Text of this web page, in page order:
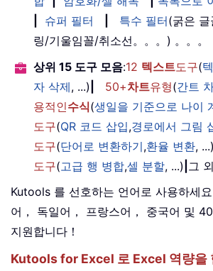
슈퍼 필터 특수 필터(굵은
링/기울임꼴/취소선。。。) 。。。
상위 15 도구 모음:12 텍스트도구(
자 삭제, ...) 50+차트유형(간트
용적인수식(생일을 기준으로 나이
도구(QR 코드 삽입,경로에서 그림
도구(단어로 변환하기,환율 변환, ...)
도구(고급 행 병합,셀 분할, ...) 그
Kutools 를 선호하는 언어로 사용하세
어， 독일어， 프랑스어， 중국어 및
지원합니다！
Kutools for Excel 로 Excel 역량을